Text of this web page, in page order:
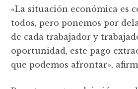
«La situación económica es
todos, pero ponemos por
de cada trabajador y
oportunidad, este pago
que podemos afrontar»,